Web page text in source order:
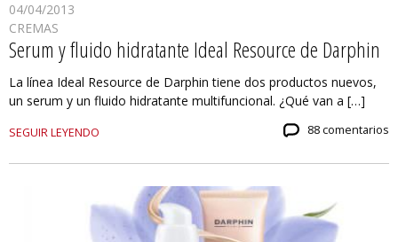
04/04/2013
CREMAS
Serum y fluido hidratante Ideal Resource de Darphin
La línea Ideal Resource de Darphin tiene dos productos nuevos,
un serum y un fluido hidratante multifuncional. ¿Qué van a […]
SEGUIR LEYENDO 88 comentarios